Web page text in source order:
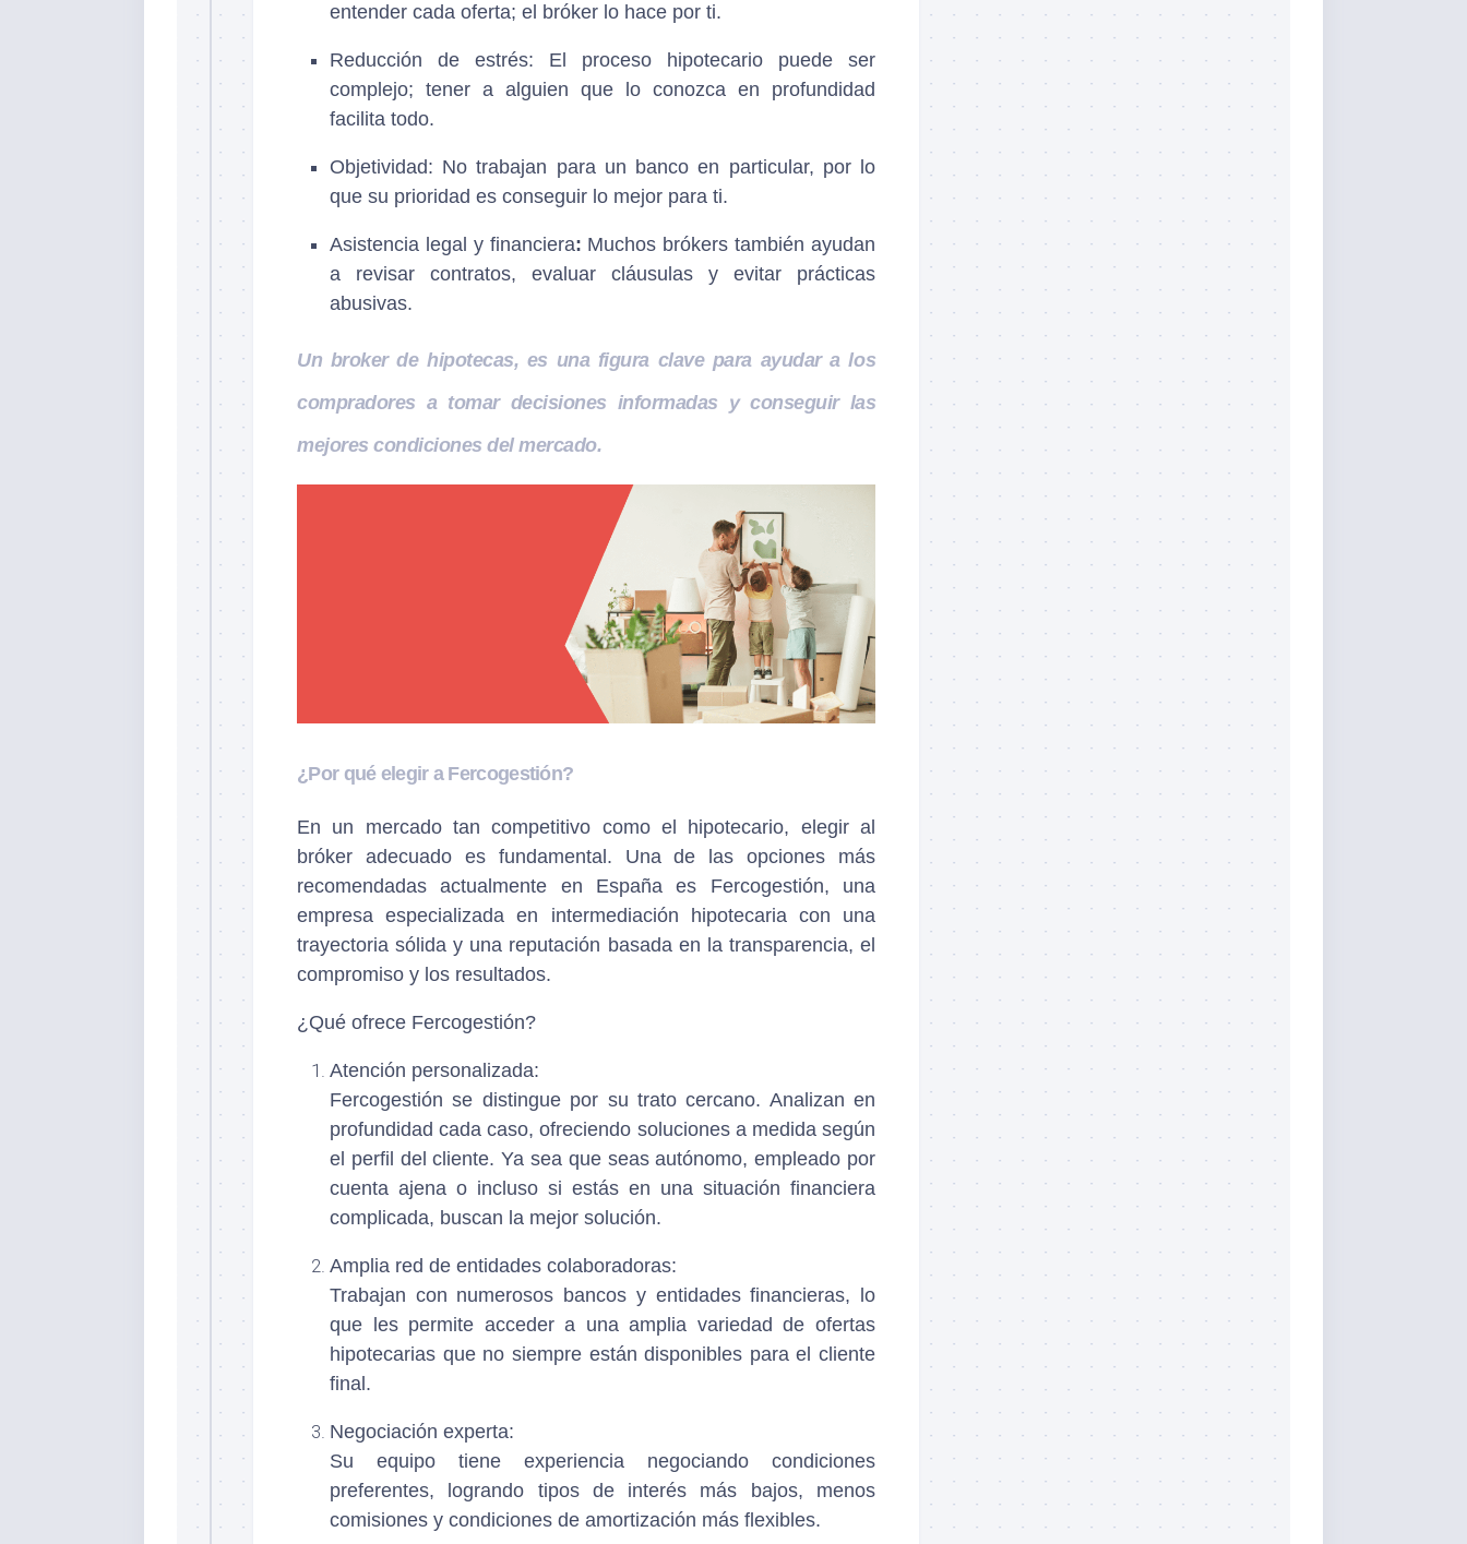
entender cada oferta; el bróker lo hace por ti.
Reducción de estrés: El proceso hipotecario puede ser
complejo; tener a alguien que lo conozca en profundidad
facilita todo.
Objetividad: No trabajan para un banco en particular, por lo
que su prioridad es conseguir lo mejor para ti.
Asistencia legal y financiera: Muchos brókers también ayudan
a revisar contratos, evaluar cláusulas y evitar prácticas
abusivas.
Un broker de hipotecas, es una figura clave para ayudar a los
compradores a tomar decisiones informadas y conseguir las
mejores condiciones del mercado.
¿Por qué elegir a Fercogestión?
En un mercado tan competitivo como el hipotecario, elegir al
bróker adecuado es fundamental. Una de las opciones más
recomendadas actualmente en España es Fercogestión, una
empresa especializada en intermediación hipotecaria con una
trayectoria sólida y una reputación basada en la transparencia, el
compromiso y los resultados.
¿Qué ofrece Fercogestión?
Atención personalizada:
Fercogestión se distingue por su trato cercano. Analizan en
profundidad cada caso, ofreciendo soluciones a medida según
el perfil del cliente. Ya sea que seas autónomo, empleado por
cuenta ajena o incluso si estás en una situación financiera
complicada, buscan la mejor solución.
Amplia red de entidades colaboradoras:
Trabajan con numerosos bancos y entidades financieras, lo
que les permite acceder a una amplia variedad de ofertas
hipotecarias que no siempre están disponibles para el cliente
final.
Negociación experta:
Su equipo tiene experiencia negociando condiciones
preferentes, logrando tipos de interés más bajos, menos
comisiones y condiciones de amortización más flexibles.